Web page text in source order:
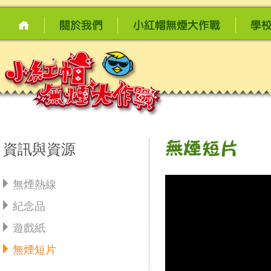
資訊與資源
無煙熱線
紀念品
遊戲紙
無煙短片